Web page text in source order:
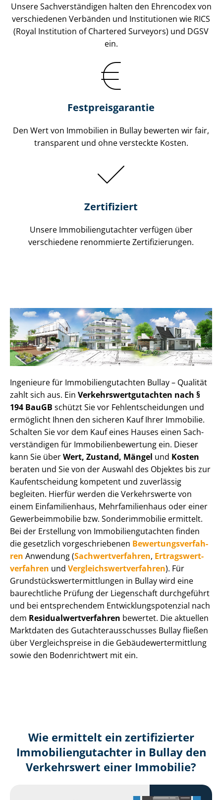
Unsere Sach­ver­stän­di­gen halten den Ehrencodex von
verschiedenen Verbänden und Institutionen wie RICS
(Royal Institution of Chartered Surveyors) und DGSV
ein.
Festpreis​garantie
Den Wert von Immobilien in Bullay bewerten wir fair,
transparent und ohne versteckte Kosten.
Zertifiziert
Unsere Immobilien­gutachter verfügen über
verschiedene renommierte Zer­ti­fi­zie­run­gen.
Ingenieure für Im­mo­bi­li­en­gut­ach­ten Bullay – Qualität
zahlt sich aus. Ein Ver­kehrs­wert­gut­ach­ten nach §
194 BauGB schützt Sie vor Fehl­ent­schei­dun­gen und
ermöglicht Ihnen den sicheren Kauf Ihrer Immobilie.
Schalten Sie vor dem Kauf eines Hauses einen Sach­
ver­stän­di­gen für Im­mo­bi­li­en­be­wer­tung ein. Dieser
kann Sie überWert, Zustand, Mängel und Kosten
beraten und Sie von der Auswahl des Objektes bis zur
Kauf­ent­schei­dung kompetent und zuverlässig
begleiten. Hierfür werden die Verkehrswerte von
einem Einfamilienhaus, Mehr­fa­mi­li­en­haus oder einer
Ge­wer­be­im­mo­bi­lie bzw. Sonderimmobilie ermittelt.
Bei der Erstellung von Im­mo­bi­li­en­gut­ach­ten finden
die gesetzlich vor­ge­schrie­be­nen Be­wer­tungs­ver­fah­
ren Anwendung (Sach­wert­ver­fah­ren, Er­trags­wert­
ver­fah­ren und Ver­gleichs­wert­ver­fah­ren). Für
Grund­stücks­wert­ermitt­lun­gen in Bullay wird eine
baurechtliche Prüfung der Liegenschaft durchgeführt
und bei entsprechendem Ent­wick­lungs­po­ten­zi­al nach
dem Re­si­du­al­wert­ver­fah­ren bewertet. Die aktuellen
Marktdaten des Gut­ach­ter­aus­schus­ses Bullay fließen
über Ver­gleichs­prei­se in die Ge­bäu­de­wert­ermitt­lung
sowie den Bodenrichtwert mit ein.
Wie ermittelt ein zertifizierter
Immobilien­gutachter in Bullay den
Verkehrswert einer Immobilie?